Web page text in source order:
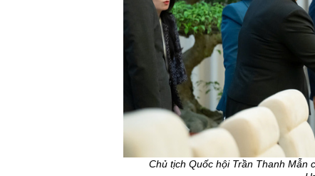
Chủ tịch Quốc hội Trần Thanh